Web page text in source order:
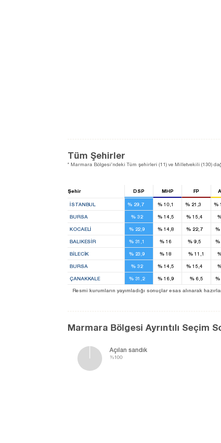
Tüm Şehirler
* Marmara Bölgesi'ndeki Tüm şehirleri (11) ve Milletvekili (130)
Şehir DSP MHP FP
İSTANBUL % 29,7
26
%10,1
8
%21,3
18
%
BURSA % 32 %14,5 % 15,4
KOCAELI %22,9 %14,8 % 22,7 %
BALIKESIR %31,1 % 16
2
% 9,5 %
BILECIK %23,9 % 18 % 11,1
BURSA % 32 %14,5 % 15,4
ÇANAKKALE %31,2 %16,9 % 6,5 %
Resmi kurumların yayımladığı sonuçlar esas alınarak
Marmara Bölgesi Ayrıntılı Seçim
Açılan sandık
%100